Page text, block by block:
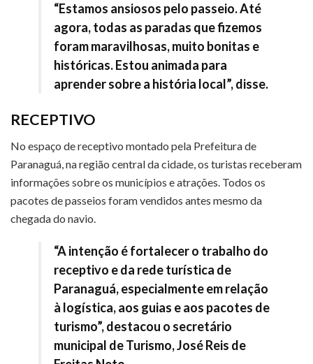
“Estamos ansiosos pelo passeio. Até
agora, todas as paradas que fizemos
foram maravilhosas, muito bonitas e
históricas. Estou animada para
aprender sobre a história local”, disse.
RECEPTIVO
No espaço de receptivo montado pela Prefeitura de
Paranaguá, na região central da cidade, os turistas receberam
informações sobre os municípios e atrações. Todos os
pacotes de passeios foram vendidos antes mesmo da
chegada do navio.
“A intenção é fortalecer o trabalho do
receptivo e da rede turística de
Paranaguá, especialmente em relação
à logística, aos guias e aos pacotes de
turismo”, destacou o secretário
municipal de Turismo, José Reis de